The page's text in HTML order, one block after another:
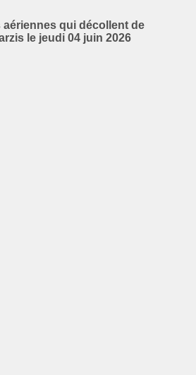
qui décollent de
le jeudi 04 juin 2026